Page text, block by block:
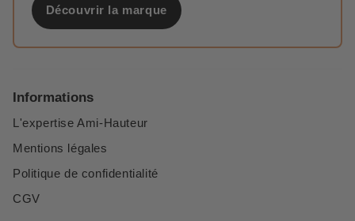
Découvrir la marque
Informations
L'expertise Ami-Hauteur
Mentions légales
Politique de confidentialité
CGV